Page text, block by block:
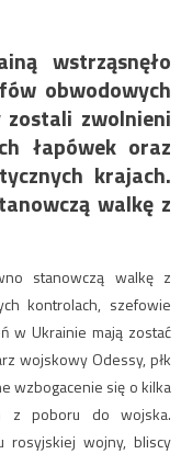
wstrząsnęło
obwodowych
zostali zwolnieni
łapówek oraz
krajach.
walkę z
stanowczą walkę z
kontrolach, szefowie
w Ukrainie mają zostać
wojskowy Odessy, płk
wzbogacenie się o kilka
z poboru do wojska.
rosyjskiej wojny, bliscy